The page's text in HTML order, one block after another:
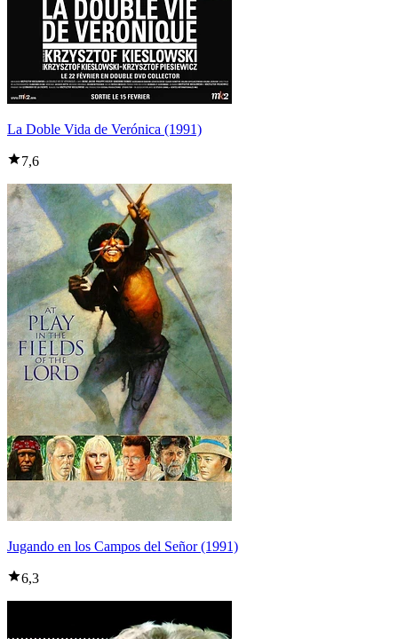
La Doble Vida de Verónica (1991)
7,6
Jugando en los Campos del Señor (1991)
6,3